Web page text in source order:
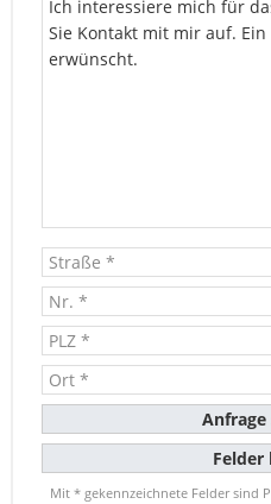
Mit * gekennzeichnete Felder sind